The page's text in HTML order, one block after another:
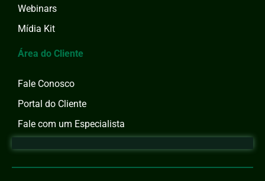
Webinars
Mídia Kit
Área do Cliente
Fale Conosco
Portal do Cliente
Fale com um Especialista